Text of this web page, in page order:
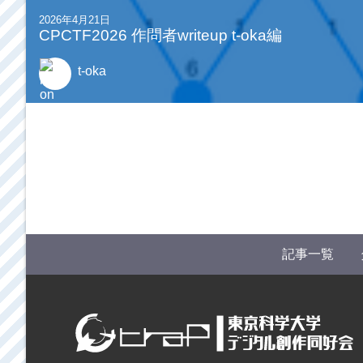
2026年4月21日
CPCTF2026 作問者writeup t-oka編
t-oka
記事一覧